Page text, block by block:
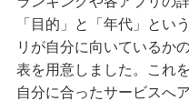
「目的」と「年代」とい
リが自分に向いているか
表を用意しました。これ
自分に合ったサービスへ